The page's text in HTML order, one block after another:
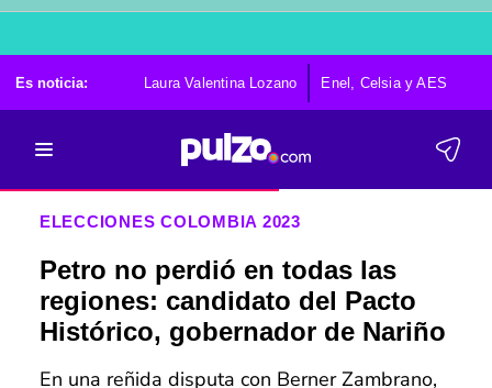
Es noticia: Laura Valentina Lozano Enel, Celsia y AES
ELECCIONES COLOMBIA 2023
Petro no perdió en todas las
regiones: candidato del Pacto
Histórico, gobernador de Nariño
En una reñida disputa con Berner Zambrano,